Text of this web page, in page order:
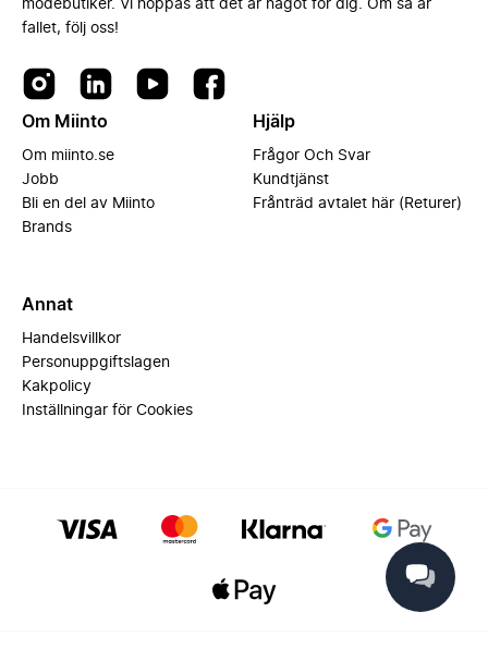
modebutiker. Vi hoppas att det är något för dig. Om så är
fallet, följ oss!
Om Miinto
Om miinto.se
Jobb
Bli en del av Miinto
Brands
Hjälp
Frågor Och Svar
Kundtjänst
Frånträd avtalet här (Returer)
Annat
Handelsvillkor
Personuppgiftslagen
Kakpolicy
Inställningar för Cookies